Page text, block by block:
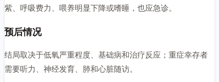
紫、呼吸费力、喂养明显下降或嗜睡，也应急诊。
预后情况
结局取决于低氧严重程度、基础病和治疗反应；重症幸存者
需要听力、神经发育、肺和心脏随访。